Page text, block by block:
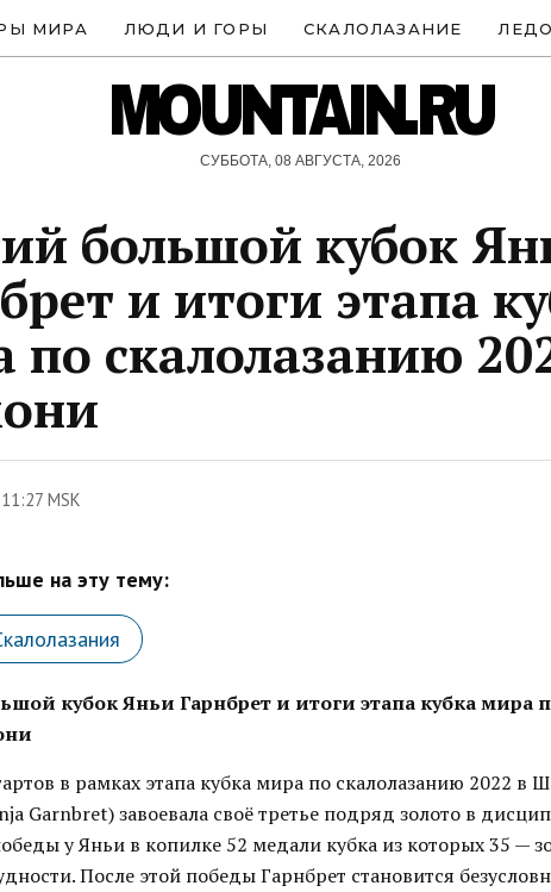
МИРА ЛЮДИ И ГОРЫ СКАЛОЛАЗАНИЕ
MOUNTAIN.RU
СУББОТА, 08 АВГУСТА, 2026
большой кубок
и итоги этапа
по скалолазанию
MSK
на эту тему:
кубок Яньи Гарнбрет и итоги этапа кубка мира
в рамках этапа кубка мира по скалолазанию 2022 в
Garnbret) завоевала своё третье подряд золото в
у Яньи в копилке 52 медали кубка из которых 35 —
После этой победы Гарнбрет становится